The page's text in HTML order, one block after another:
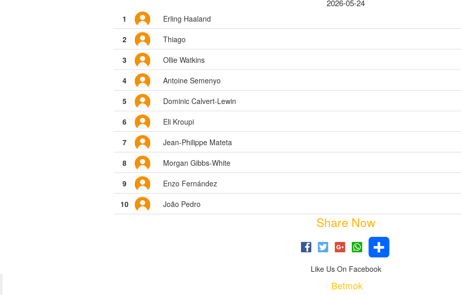
2026-05-24
1 Erling Haaland
2
Thiago
3
Ollie Watkins
4
Antoine Semenyo
5
Dominic Calvert-Lewin
6
Eli Kroupi
7
Jean-Philippe Mateta
8
Morgan Gibbs-White
9
Enzo Fernández
10
João Pedro
Share Now
Like Us On Facebook
Betmok